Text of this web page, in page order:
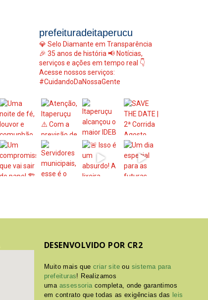
prefeituradeitaperucu
💎 Selo Diamante em Transparência
🎉 35 anos de história 📢 Notícias,
serviços e ações em tempo real 👇
Acesse nossos serviços:
#CuidandoDaNossaGente
DESENVOLVIDO POR CR2
Muito mais quecriar site ou sistema para
prefeituras! Realizamos
uma assessoriacompleta, onde garantimos
em contrato que todas as exigências das leis